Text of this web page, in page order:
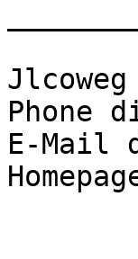
Phone
E-